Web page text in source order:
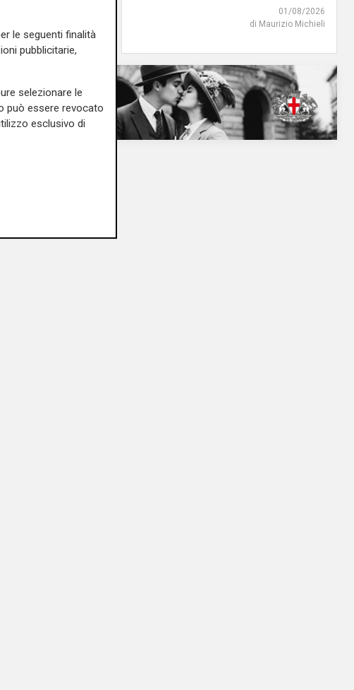
01/08/2026
di Maurizio Michieli
le seguenti finalità
pubblicitarie,
selezionare le
può essere revocato
esclusivo di